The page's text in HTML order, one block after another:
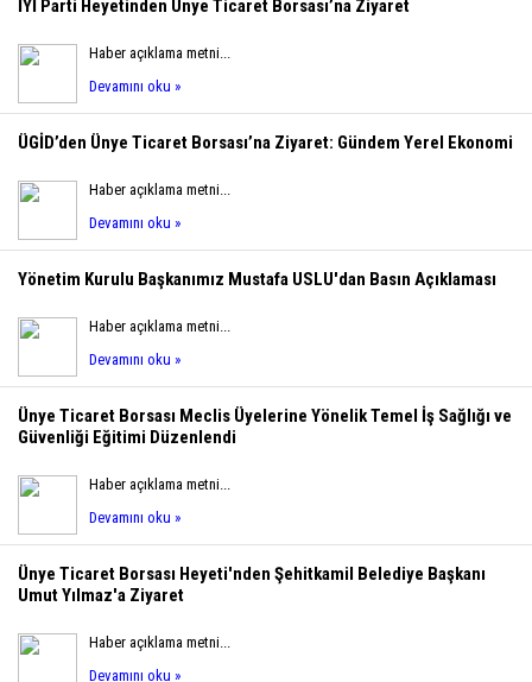
İYİ Parti Heyetinden Ünye Ticaret Borsası’na Ziyaret
Haber açıklama metni...
Devamını oku »
ÜGİD’den Ünye Ticaret Borsası’na Ziyaret: Gündem Yerel Ekonomi
Haber açıklama metni...
Devamını oku »
Yönetim Kurulu Başkanımız Mustafa USLU'dan Basın Açıklaması
Haber açıklama metni...
Devamını oku »
Ünye Ticaret Borsası Meclis Üyelerine Yönelik Temel İş Sağlığı ve
Güvenliği Eğitimi Düzenlendi
Haber açıklama metni...
Devamını oku »
Ünye Ticaret Borsası Heyeti'nden Şehitkamil Belediye Başkanı
Umut Yılmaz'a Ziyaret
Haber açıklama metni...
Devamını oku »